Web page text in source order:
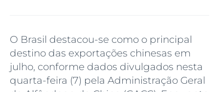
O Brasil destacou-se como o principal
destino das exportações chinesas em
julho, conforme dados divulgados nesta
quarta-feira (7) pela Administração Geral